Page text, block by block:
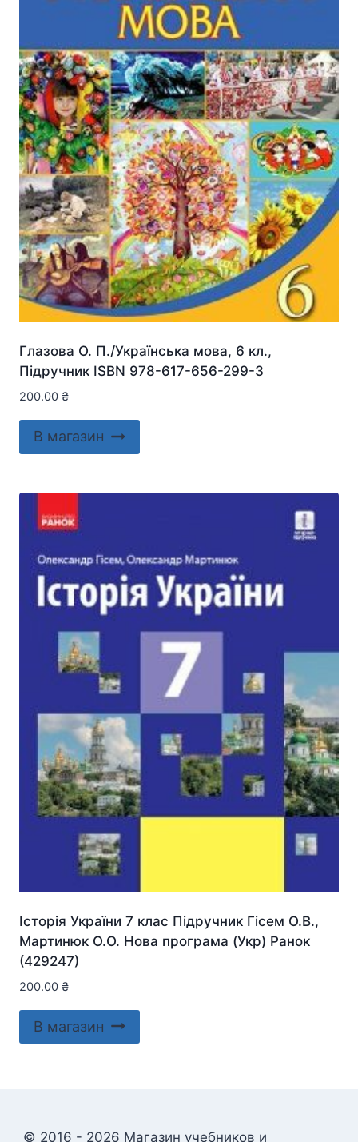
Глазова О. П./Українська мова, 6 кл.,
Підручник ISBN 978-617-656-299-3
200.00 ₴
В магазин
Історія України 7 клас Підручник Гісем О.В.,
Мартинюк О.О. Нова програма (Укр) Ранок
(429247)
200.00 ₴
В магазин
© 2016 - 2026 Магазин учебников и